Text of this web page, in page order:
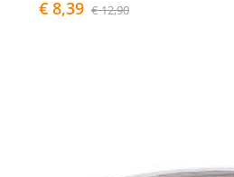
€ 8,39 € 12,90